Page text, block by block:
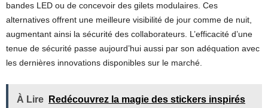
bandes LED ou de concevoir des gilets modulaires. Ces
alternatives offrent une meilleure visibilité de jour comme de nuit,
augmentant ainsi la sécurité des collaborateurs. L’efficacité d’une
tenue de sécurité passe aujourd’hui aussi par son adéquation avec
les dernières innovations disponibles sur le marché.
À Lire
Redécouvrez la magie des stickers inspirés